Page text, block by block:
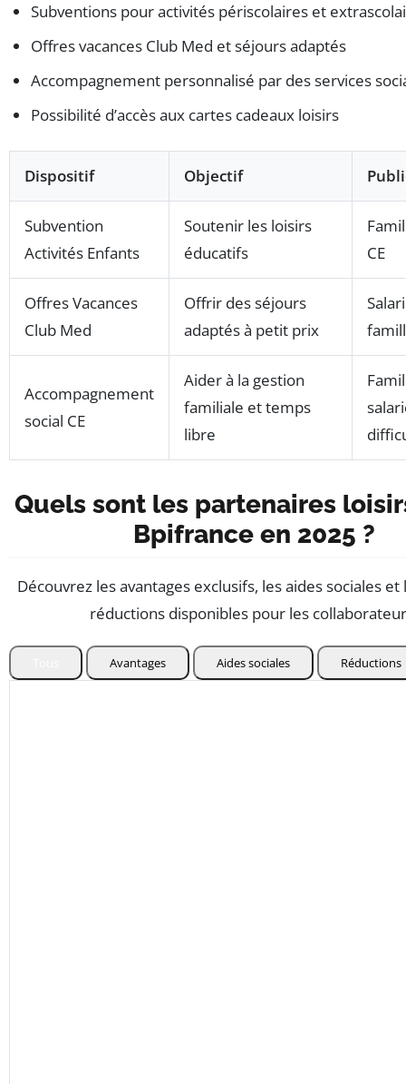
Subventions pour activités périscolaires et
Offres vacances Club Med et séjours adaptés
Accompagnement personnalisé par des services
Possibilité d’accès aux cartes cadeaux loisirs
Dispositif Objectif
Subvention
Activités Enfants
Soutenir les loisirs
éducatifs
CE
Offres Vacances
Club Med
Offrir des séjours
adaptés à petit prix
Accompagnement
social CE
Aider à la gestion
familiale et temps
libre
Quels sont les partenaires
Bpifranceen 2025 ?
Découvrez les avantages exclusifs, les aides sociales
réductions disponibles pour les
Avantages Aides sociales Réductions